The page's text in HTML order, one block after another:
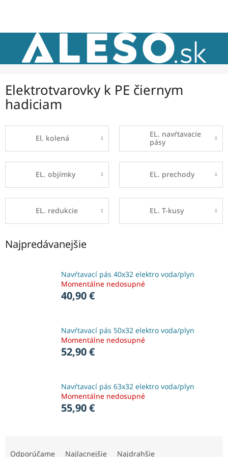
Elektrotvarovky k PE čiernym
hadiciam
El. kolená
EL. navŕtavacie
pásy
EL. objímky EL. prechody
EL. redukcie EL. T-kusy
Najpredávanejšie
Navŕtavací pás 40x32 elektro voda/plyn
Momentálne nedosupné
40,90 €
Navŕtavací pás 50x32 elektro voda/plyn
Momentálne nedosupné
52,90 €
Navŕtavací pás 63x32 elektro voda/plyn
Momentálne nedosupné
55,90 €
Odporúčame Najlacnejšie Najdrahšie